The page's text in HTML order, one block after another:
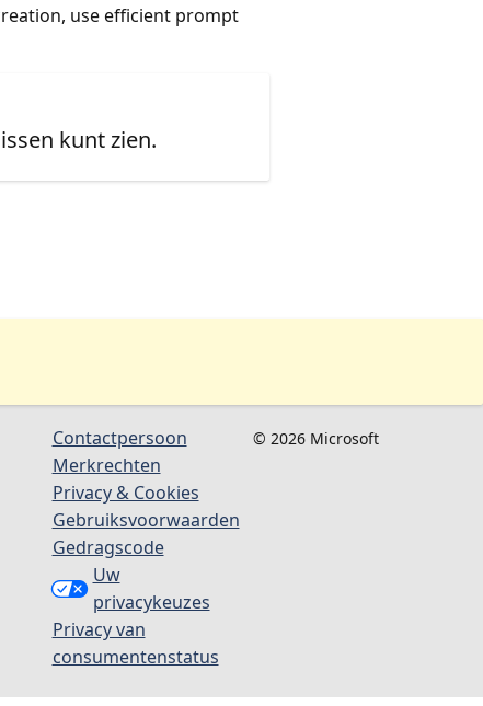
use efficient prompt
kunt zien.
Contactpersoon
Merkrechten
Privacy & Cookies
Gebruiksvoorwaarden
Gedragscode
Uw
privacykeuzes
Privacy van
consumentenstatus
© 2026 Microsoft